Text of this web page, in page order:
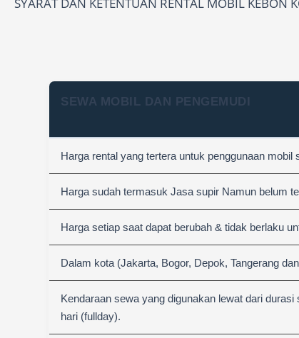
SEWA MOBIL DAN PENGEMUDI
Harga rental yang tertera untuk penggunaan mobil
Harga sudah termasuk Jasa supir Namun belum
Harga setiap saat dapat berubah & tidak berlaku
Dalam kota (Jakarta, Bogor, Depok, Tangerang
Kendaraan sewa yang digunakan lewat dari
hari (fullday).